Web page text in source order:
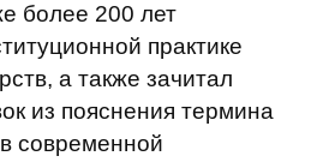
более 200 лет
практике
а также зачитал
из пояснения термина
современной